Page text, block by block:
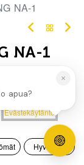
0
Tili
NA-1
NA-1
paremman
Evästekäytäntö
Hyväksyn